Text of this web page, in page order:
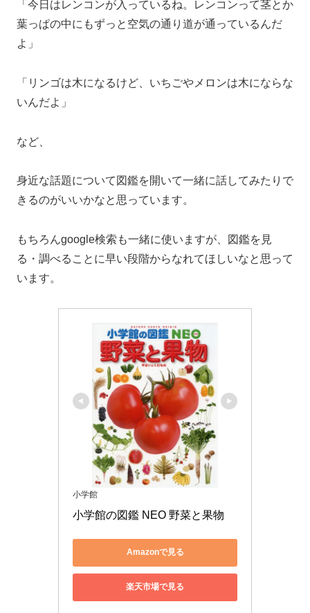
「今日はレンコンが入っているね。レンコンって茎とか
葉っぱの中にもずっと空気の通り道が通っているんだ
よ」
「リンゴは木になるけど、いちごやメロンは木にならな
いんだよ」
など、
身近な話題について図鑑を開いて一緒に話してみたりで
きるのがいいかなと思っています。
もちろんgoogle検索も一緒に使いますが、図鑑を見
る・調べることに早い段階からなれてほしいなと思って
います。
小学館
小学館の図鑑 NEO 野菜と果物
Amazonで見る
楽天市場で見る